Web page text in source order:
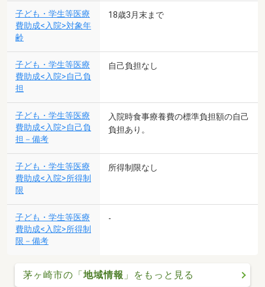
子ども・学生等医療
費助成<入院>対象年
齢
18歳3月末まで
子ども・学生等医療
費助成<入院>自己負
担
自己負担なし
子ども・学生等医療
費助成<入院>自己負
担－備考
入院時食事療養費の標準負担額の自己
負担あり。
子ども・学生等医療
費助成<入院>所得制
限
所得制限なし
子ども・学生等医療
費助成<入院>所得制
限－備考
-
茅ヶ崎市の「地域情報 」をもっと見る